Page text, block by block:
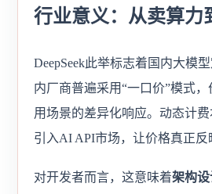
行业意义：从卖算力
DeepSeek此举标志着国内大模
内厂商普遍采用“一口价”模式
用场景的差异化响应。动态计
引入AI API市场，让价格真正反
对开发者而言，这意味着架构